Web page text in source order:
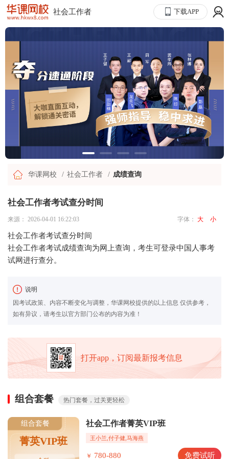
社会工作者 下载APP
华课网校 社会工作者 成绩查询
社会工作者考试查分时间
来源： 2026-04-01 16:22:03 字体： 大 小
社会工作者考试查分时间
社会工作者考试成绩查询为网上查询，考生可登录中国人事考
试网进行查分。
说明
因考试政策、内容不断变化与调整，华课网校提供的以上信息 仅供参考，
如有异议，请考生以官方部门公布的内容为准！
打开app，订阅最新报考信息
组合套餐 热门套餐，过关更轻松
组合套餐
菁英VIP班
社会工作者菁英VIP班
王小兰,付子健,马海燕
￥ 780-880 免费试听